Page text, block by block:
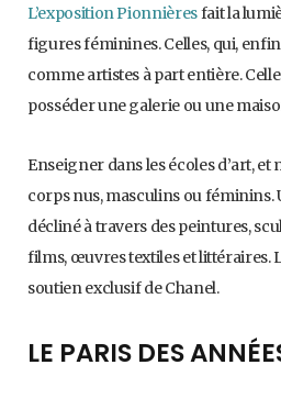
L’exposition Pionnièresfait la
figures féminines. Celles, qui,
comme artistes à part entière.
posséder une galerie ou une
Enseigner dans les écoles d’art,
corps nus, masculins ou féminins.
décliné à travers des peintures,
films, œuvres textiles et littéraires.
soutien exclusif de Chanel.
LE PARIS DES